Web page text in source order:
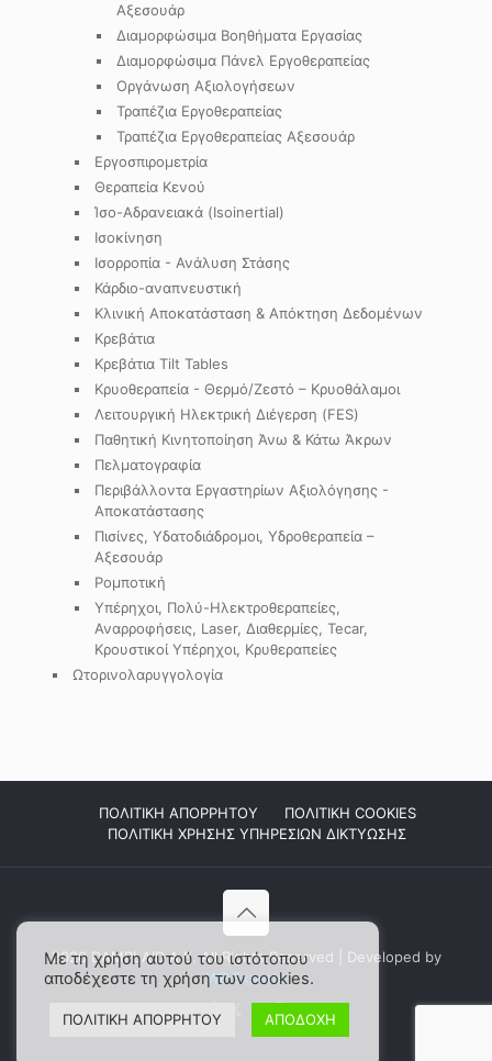
Αξεσουάρ
Διαμορφώσιμα Βοηθήματα Εργασίας
Διαμορφώσιμα Πάνελ Εργοθεραπείας
Οργάνωση Αξιολογήσεων
Τραπέζια Εργοθεραπείας
Τραπέζια Εργοθεραπείας Αξεσουάρ
Εργοσπιρομετρία
Θεραπεία Κενού
Ίσο-Αδρανειακά (Isoinertial)
Ισοκίνηση
Ισορροπία - Ανάλυση Στάσης
Κάρδιο-αναπνευστική
Κλινική Αποκατάσταση & Απόκτηση Δεδομένων
Κρεβάτια
Κρεβάτια Tilt Tables
Κρυοθεραπεία - Θερμό/Ζεστό – Κρυοθάλαμοι
Λειτουργική Ηλεκτρική Διέγερση (FES)
Παθητική Κινητοποίηση Άνω & Κάτω Άκρων
Πελματογραφία
Περιβάλλοντα Εργαστηρίων Αξιολόγησης -
Αποκατάστασης
Πισίνες, Υδατοδιάδρομοι, Υδροθεραπεία –
Αξεσουάρ
Ρομποτική
Υπέρηχοι, Πολύ-Ηλεκτροθεραπείες,
Αναρροφήσεις, Laser, Διαθερμίες, Tecar,
Κρουστικοί Υπέρηχοι, Κρυθεραπείες
Ωτορινολαρυγγολογία
ΠΟΛΙΤΙΚΗ ΑΠΟΡΡΗΤΟΥ
ΠΟΛΙΤΙΚΗ COOKIES
ΠΟΛΙΤΙΚΗ ΧΡΗΣΗΣ ΥΠΗΡΕΣΙΩΝ ΔΙΚΤΥΩΣΗΣ
2026 DAMPLAID Α.Ε. All Rights Reserved | Developed by
WP Experts
Με τη χρήση αυτού του ιστότοπου
αποδέχεστε τη χρήση των cookies.
ΠΟΛΙΤΙΚΗ ΑΠΟΡΡΗΤΟΥ ΑΠΟΔΟΧΗ